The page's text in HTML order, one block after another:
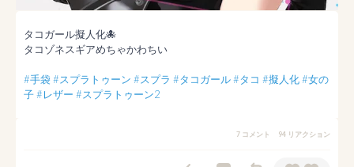
タコガール擬人化🐙
タコゾネスギアめちゃかわちい
#手袋#スプラトゥーン #スプラ #タコガール#タコ #擬人化#女の
子#レザー #スプラトゥーン2
7 コメント 94 リアクション